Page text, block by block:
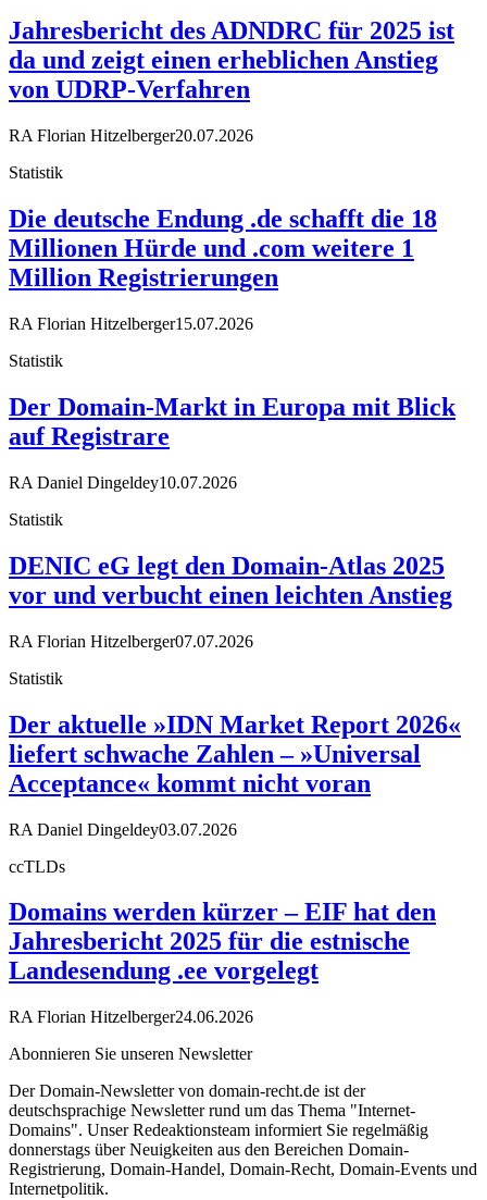
Jahresbericht des ADNDRC für 2025 ist
da und zeigt einen erheblichen Anstieg
von UDRP-Verfahren
RA Florian Hitzelberger20.07.2026
Statistik
Die deutsche Endung .de schafft die 18
Millionen Hürde und .com weitere 1
Million Registrierungen
RA Florian Hitzelberger15.07.2026
Statistik
Der Domain-Markt in Europa mit Blick
auf Registrare
RA Daniel Dingeldey10.07.2026
Statistik
DENIC eG legt den Domain-Atlas 2025
vor und verbucht einen leichten Anstieg
RA Florian Hitzelberger07.07.2026
Statistik
Der aktuelle »IDN Market Report 2026«
liefert schwache Zahlen – »Universal
Acceptance« kommt nicht voran
RA Daniel Dingeldey03.07.2026
ccTLDs
Domains werden kürzer – EIF hat den
Jahresbericht 2025 für die estnische
Landesendung .ee vorgelegt
RA Florian Hitzelberger24.06.2026
Abonnieren Sie unseren Newsletter
Der Domain-Newsletter von domain-recht.de ist der
deutschsprachige Newsletter rund um das Thema "Internet-
Domains". Unser Redeaktionsteam informiert Sie regelmäßig
donnerstags über Neuigkeiten aus den Bereichen Domain-
Registrierung, Domain-Handel, Domain-Recht, Domain-Events und
Internetpolitik.